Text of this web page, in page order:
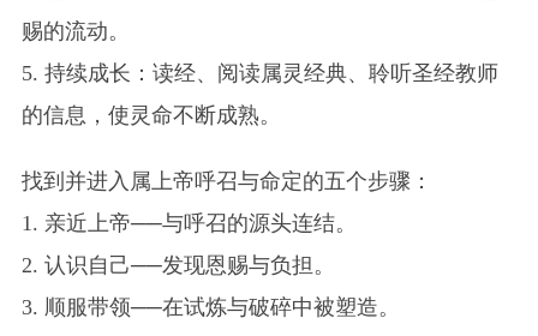
赐的流动。
5. 持续成长：读经、阅读属灵经典、聆听圣经教师
的信息，使灵命不断成熟。
找到并进入属上帝呼召与命定的五个步骤：
1. 亲近上帝──与呼召的源头连结。
2. 认识自己──发现恩赐与负担。
3. 顺服带领──在试炼与破碎中被塑造。